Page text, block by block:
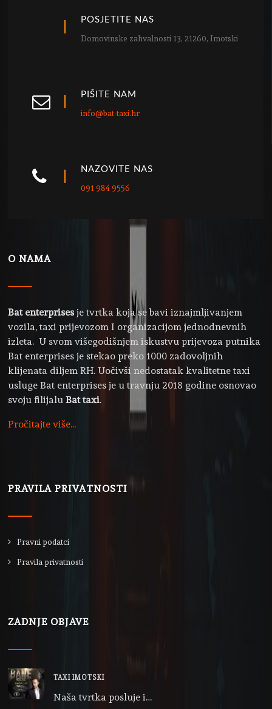
POSJETITE NAS
Domovinske zahvalnosti 13, 21260, Imotski
PIŠITE NAM
info@bat-taxi.hr
NAZOVITE NAS
091 984 9556
O NAMA
Bat enterprises je tvrtka koja se bavi iznajmljivanjem
vozila, taxi prijevozom I organizacijom jednodnevnih
izleta. U svom višegodišnjem iskustvu prijevoza putnika
Bat enterprises je stekao preko 1000 zadovoljnih
klijenata diljem RH. Uočivši nedostatak kvalitetne taxi
usluge Bat enterprises je u travnju 2018 godine osnovao
svoju filijaluBat taxi.
Pročitajte više...
PRAVILA PRIVATNOSTI
Pravni podatci
Pravila privatnosti
ZADNJE OBJAVE
TAXI IMOTSKI
Naša tvrtka posluje i…